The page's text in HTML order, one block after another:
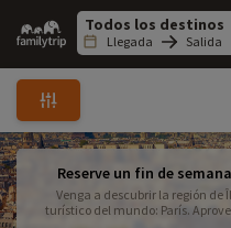
Family
trip
Llegada Salida
Reserve un fin de
Venga a descubrir la región de
turístico del mundo: París.